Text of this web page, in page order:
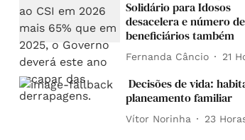
Solidário para Idosos
desacelera e número de
beneficiários também
Fernanda Câncio 21
Decisões de vida:
planeamento familiar
Vítor Norinha 23